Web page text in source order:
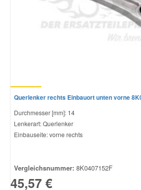
Querlenker rechts Einbauort unten vorne
Durchmesser [mm]: 14
Lenkerart: Querlenker
Einbauseite: vorne rechts
Vergleichsnummer: 8K0407152F
45,57 €